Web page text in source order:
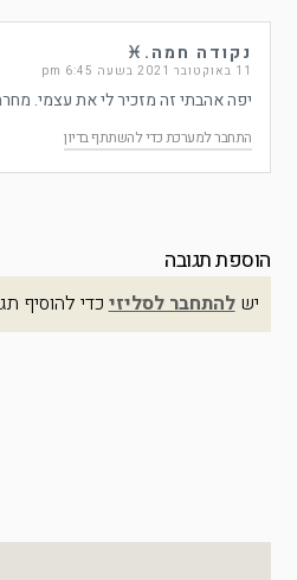
נקודה חמה.♓
11 באוקטובר 2021 בשעה 6:45 pm
יפה אהבתי זה מזכיר לי את עצמי.
התחבר למערכת כדי להשתתף בדיון
הוספת תגובה
ישלהתחבר לסליזיכדי להוסיף